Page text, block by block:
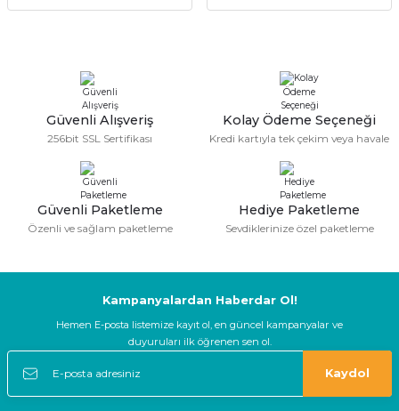
Güvenli Alışveriş
256bit SSL Sertifikası
Kolay Ödeme Seçeneği
Kredi kartıyla tek çekim veya havale
Güvenli Paketleme
Özenli ve sağlam paketleme
Hediye Paketleme
Sevdiklerinize özel paketleme
Kampanyalardan Haberdar Ol!
Hemen E-posta listemize kayıt ol, en güncel kampanyalar ve
duyuruları ilk öğrenen sen ol.
Kaydol